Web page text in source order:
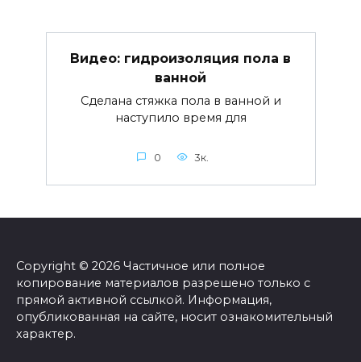
Видео: гидроизоляция пола в
ванной
Сделана стяжка пола в ванной и
наступило время для
0 3к.
Copyright © 2026 Частичное или полное
копирование материалов разрешено только с
прямой активной ссылкой. Информация,
опубликованная на сайте, носит ознакомительный
характер.